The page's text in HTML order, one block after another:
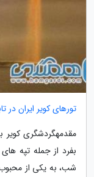
تورهای کویر ایران در تابستان 1404: از گرمای
مقدمهگردشگری کویر
بفرد از جمله تپه
شب، به یکی از